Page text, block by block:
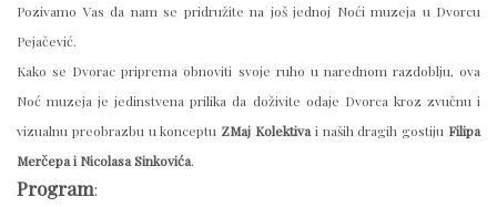
Pozivamo Vas da nam se pridružite na još jednoj Noći muzeja u Dvorcu
Pejačević.
Kako se Dvorac priprema obnoviti svoje ruho u narednom razdoblju, ova
Noć muzeja je jedinstvena prilika da doživite odaje Dvorca kroz zvučnu i
vizualnu preobrazbu u konceptu ZMaj Kolektiva i naših dragih gostiju Filipa
Merčepa i Nicolasa Sinkovića.
Program: